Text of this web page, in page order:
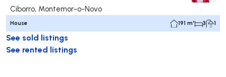
Ciborro, Montemor-o-Novo
House 191 m² 3 1
See sold listings
See rented listings